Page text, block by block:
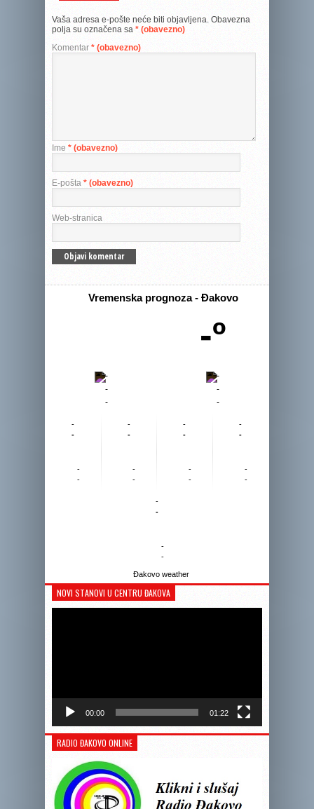
Vaša adresa e-pošte neće biti objavljena. Obavezna
polja su označena sa * (obavezno)
Komentar * (obavezno)
Ime * (obavezno)
E-pošta * (obavezno)
Web-stranica
Vremenska prognoza - Đakovo
-º
-
-
-
-
-
-
-
-
-
-
-
-
-
-
-
-
-
-
-
-
-
-
-
-
-
-
Đakovo weather
NOVI STANOVI U CENTRU ĐAKOVA
00:00 01:22
RADIO ĐAKOVO ONLINE